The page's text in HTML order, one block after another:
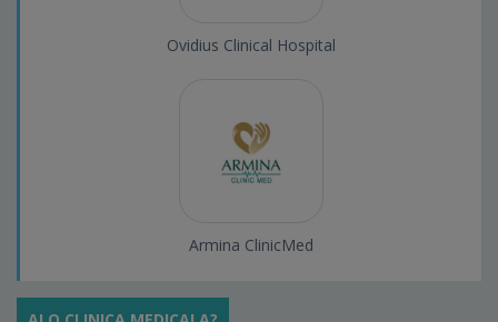
Ovidius Clinical Hospital
Armina ClinicMed